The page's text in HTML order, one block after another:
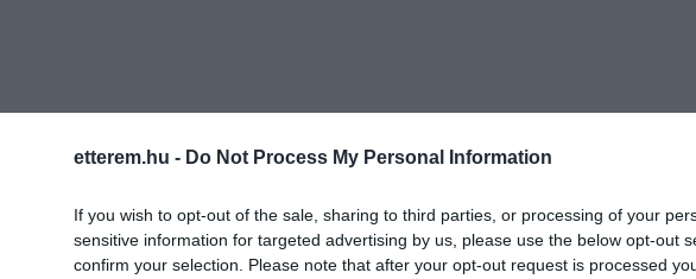
etterem.hu - Do Not Process My Personal Information
If you wish to opt-out of the sale, sharing to third parties, or processing of your
sensitive information for targeted advertising by us, please use the below opt-out
confirm your selection. Please note that after your opt-out request is processed
Ma: 12:00 - 24:00 Nyitva Mutass többet